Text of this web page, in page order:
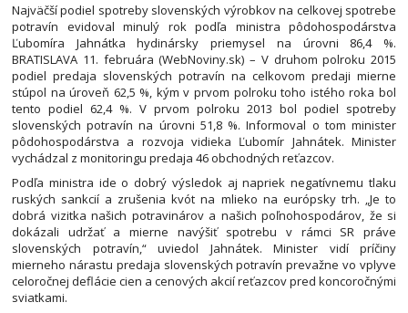
Najväčší podiel spotreby slovenských výrobkov na celkovej spotrebe
potravín evidoval minulý rok podľa ministra pôdohospodárstva
Ľubomíra Jahnátka hydinársky priemysel na úrovni 86,4 %.
BRATISLAVA 11. februára (WebNoviny.sk) – V druhom polroku 2015
podiel predaja slovenských potravín na celkovom predaji mierne
stúpol na úroveň 62,5 %, kým v prvom polroku toho istého roka bol
tento podiel 62,4 %. V prvom polroku 2013 bol podiel spotreby
slovenských potravín na úrovni 51,8 %. Informoval o tom minister
pôdohospodárstva a rozvoja vidieka Ľubomír Jahnátek. Minister
vychádzal z monitoringu predaja 46 obchodných reťazcov.
Podľa ministra ide o dobrý výsledok aj napriek negatívnemu tlaku
ruských sankcií a zrušenia kvót na mlieko na európsky trh. „Je to
dobrá vizitka našich potravinárov a našich poľnohospodárov, že si
dokázali udržať a mierne navýšiť spotrebu v rámci SR práve
slovenských potravín,“ uviedol Jahnátek. Minister vidí príčiny
mierneho nárastu predaja slovenských potravín prevažne vo vplyve
celoročnej deflácie cien a cenových akcií reťazcov pred koncoročnými
sviatkami.